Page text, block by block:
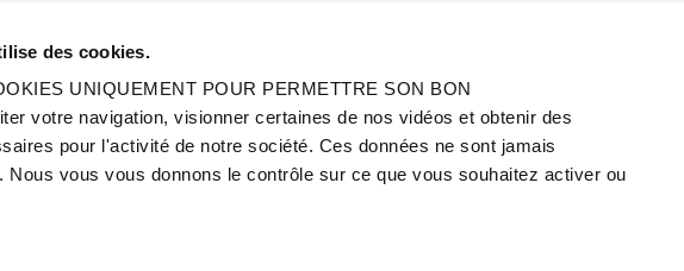
des cookies.
UNIQUEMENT POUR PERMETTRE SON BON
votre navigation, visionner certaines de nos vidéos et obtenir des
pour l'activité de notre société. Ces données ne sont jamais
Nous vous vous donnons le contrôle sur ce que vous souhaitez activer ou
ET LABELS
ET MÉHARI
PIÈCES 602 – HAUTE PERFORMANCE
PIÈCES ORIGINE
CONSEILS TECHNIQUES